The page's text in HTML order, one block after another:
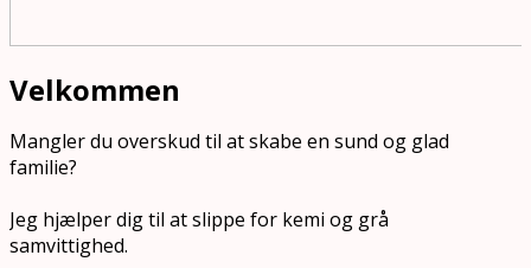
Velkommen
Mangler du overskud til at skabe en sund og glad
familie?
Jeg hjælper dig til at slippe for kemi og grå
samvittighed.